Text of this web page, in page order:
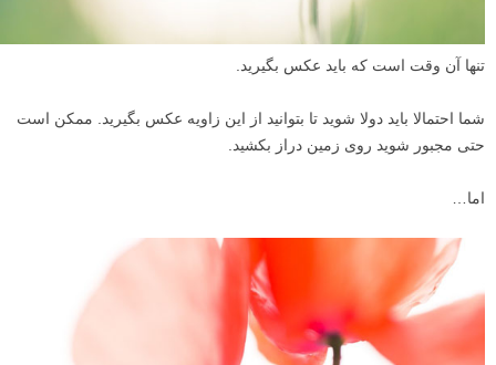
تنها آن وقت است که باید عکس بگیرید.
شما احتمالا باید دولا شوید تا بتوانید از این زاویه عکس بگیرید. ممکن است
حتی مجبور شوید روی زمین دراز بکشید.
اما…